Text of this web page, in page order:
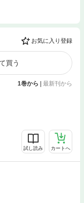
お気に入り登録
買う
1巻から | 最新刊から
試し読み カートへ